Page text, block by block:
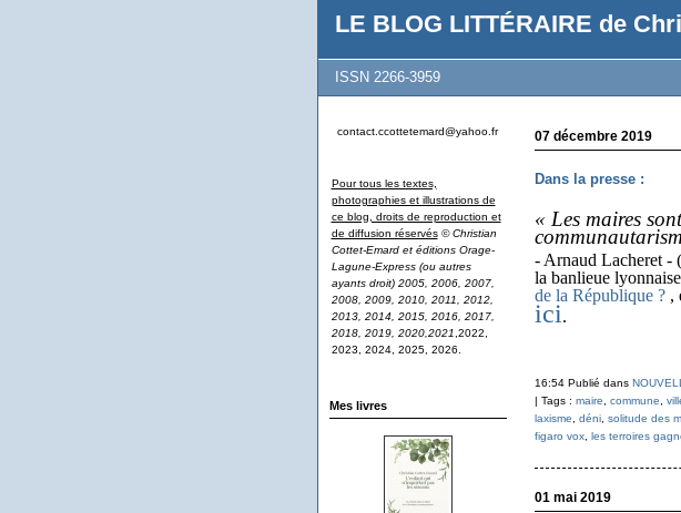
LE BLOG LITTÉRAIRE de
ISSN 2266-3959
contact.ccottetemard@yahoo.fr
Pour tous les textes,
photographies et illustrations de
ce blog, droits de reproduction et
de diffusion réservés © Christian
Cottet-Emard et éditions Orage-
Lagune-Express (ou autres
ayants droit) 2005, 2006, 2007,
2008, 2009, 2010, 2011, 2012,
2013, 2014, 2015, 2016, 2017,
2018, 2019, 2020,2021 ,2022,
2023, 2024, 2025, 2026.
Mes livres
07 décembre 2019
Dans la presse :
« Les maires
- Arnaud Lacheret -
la banlieue
de la République ?,
ici.
16:54 Publié dans
| Tags : maire commune
laxisme
déni, solitude des
figaro vox, les terroires
01 mai 2019